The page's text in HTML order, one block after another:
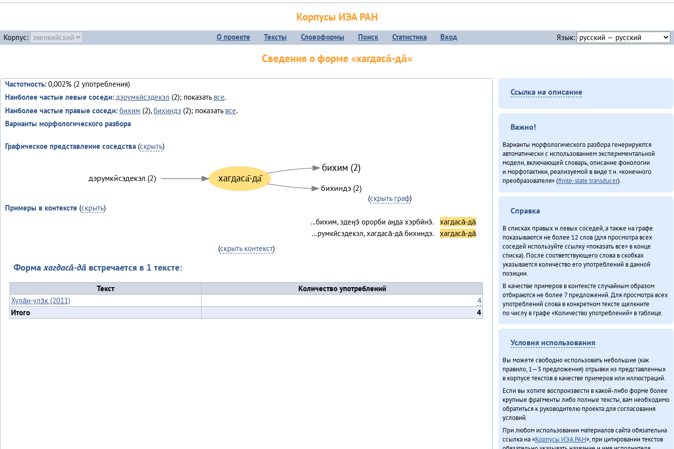
Корпусы ИЭА РАН
Корпус: О проекте Тексты Словоформы Поиск Статистика Вход Язык:
Сведения о форме «хагдаса̄-да̄»
Частотность: 0,002% (2 употребления)
Наиболее частые левые соседи: дэрумкӣсэдекэл (2); показать все.
Наиболее частые правые соседи: бихим (2),бихиндэ(2); показать все.
Варианты морфологического разбора
Графическое представление соседства(скрыть)
хагдаса̄-да̄
бихим (2)
бихиндэ (2)
дэрумкӣсэдекэл (2)
(скрыть граф)
Примеры в контексте (скрыть)
…бихим, эдеӈэ̄ орорби аӈда хэрбӣнэ̄.
хагдаса̄-да̄
…румкӣсэдекэл, хагдаса̄-да̄ бихиндэ.
хагдаса̄-да̄
(скрыть контекст)
Формахагдаса̄-да̄ встречается в 1 тексте:
Текст
Количество употреблений
Хула̄н-улэ̄к (2011)
4
Итого
4
Ссылка на описание
Важно!
Варианты морфологического разбора генерируются
автоматически с использованием экспериментальной
модели, включающей словарь, описание фонологии
и морфотактики, реализуемой в виде т.н. «конечного
преобразователя» (finite-state transducer).
Справка
В списках правых и левых соседей, а также на графе
показываются не более 12 слов (для просмотра всех
соседей используйте ссылку «показать все» в конце
списка). После соответствующего слова в скобках
указывается количество его употреблений в данной
позиции.
В качестве примеров в контексте случайным образом
отбираются не более 7 предложений. Для просмотра всех
употреблений слова в конкретном тексте щелкните
по числу в графе «Количество употреблений» в таблице.
Условия использования
Вы можете свободно использовать небольшие (как
правило, 1—3 предложения) отрывки из представленных
в корпусе текстов в качестве примеров или иллюстраций.
Если вы хотите воспроизвести в какой-либо форме более
крупные фрагменты либо полные тексты, вам необходимо
обратиться к руководителю проекта для согласования
условий.
При любом использовании материалов сайта обязательна
ссылка на «Корпусы ИЭА РАН», при цитировании текстов